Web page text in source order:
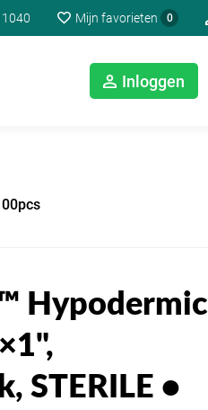
Mijn favorieten 0
Inloggen
Hypodermic
STERILE •